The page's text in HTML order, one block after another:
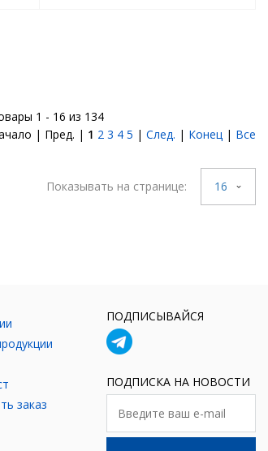
1 - 16 из 134
| Пред. | 1 2 3 4 5 | След. | Конец | Все
Показывать на странице: 16
заказ
ПОДПИСЫВАЙСЯ
ПОДПИСКА НА НОВОСТИ